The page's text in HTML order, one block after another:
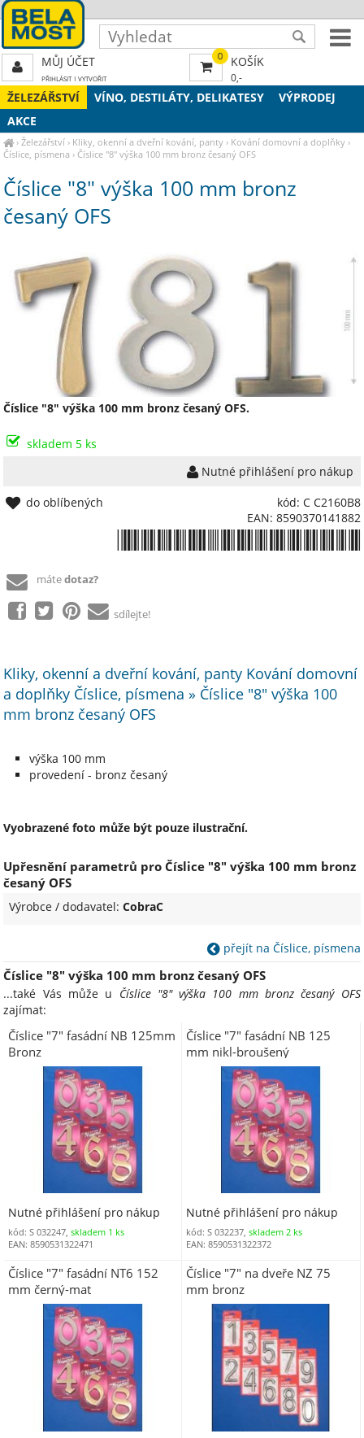
ŽELEZÁŘSTVÍ VÍNO, DESTILÁTY, DELIKATESY
VÝPRODEJ
AKCE
›Železářství › Kliky, okenní a dveřní kování, panty › Kování domovní a doplňky ›
Číslice, písmena ›Číslice "8" výška 100 mm bronz česaný OFS
Číslice "8" výška 100 mm bronz
česaný OFS
Číslice "8" výška 100 mm bronz česaný OFS.
skladem 5 ks
Nutné přihlášení pro nákup
kód: C C2160B8
EAN: 8590370141882
do oblíbených
mátedotaz?
sdílejte!
Kliky, okenní a dveřní kování, panty Kování domovní
a doplňky Číslice, písmena » Číslice "8" výška 100
mm bronz česaný OFS
výška 100 mm
provedení - bronz česaný
Vyobrazené foto může být pouze ilustrační.
Upřesnění parametrů pro Číslice "8" výška 100 mm bronz
česaný OFS
Výrobce / dodavatel:CobraC
přejít na Číslice, písmena
Číslice "8" výška 100 mm bronz česaný OFS
...také Vás může u Číslice "8" výška 100 mm bronz česaný OFS
zajímat:
Číslice "7" fasádní NB 125mm
Bronz
Nutné přihlášení pro nákup
kód: S 032247, skladem 1 ks
EAN: 8590531322471
Číslice "7" fasádní NB 125
mm nikl-broušený
Nutné přihlášení pro nákup
kód: S 032237,skladem 2 ks
EAN: 8590531322372
Číslice "7" fasádní NT6 152
mm černý-mat
Číslice "7" na dveře NZ 75
mm bronz
0 KOŠÍK
0,-
MŮJ ÚČET
PŘIHLÁSIT| VYTVOŘIT